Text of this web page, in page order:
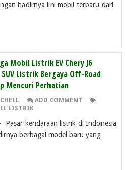
hadirnya lini mobil terbaru dari
Mobil Listrik EV Chery J6
Listrik Bergaya Off-Road
Mencuri Perhatian
ADD COMMENT
LISTRIK
Pasar kendaraan listrik di Indonesia
berbagai model baru yang